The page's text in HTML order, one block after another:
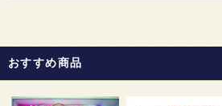
おすすめ商品